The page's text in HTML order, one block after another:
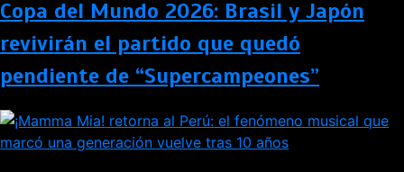
Copa del Mundo 2026: Brasil y Japón
revivirán el partido que quedó
pendiente de “Supercampeones”